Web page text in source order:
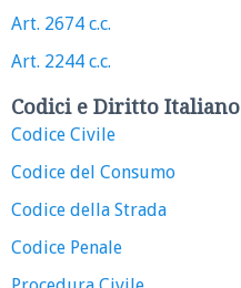
Art. 2674 c.c.
Art. 2244 c.c.
Codici e Diritto Italiano
Codice Civile
Codice del Consumo
Codice della Strada
Codice Penale